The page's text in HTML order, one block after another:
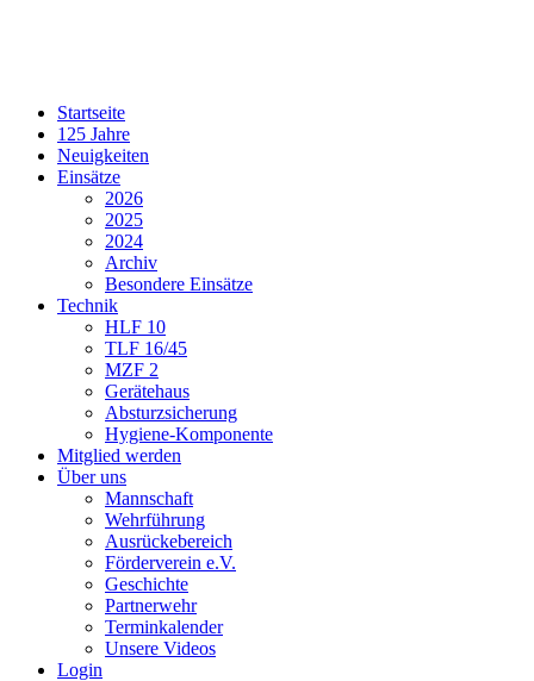
Startseite
125 Jahre
Neuigkeiten
Einsätze
2026
2025
2024
Archiv
Besondere Einsätze
Technik
HLF 10
TLF 16/45
MZF 2
Gerätehaus
Absturzsicherung
Hygiene-Komponente
Mitglied werden
Über uns
Mannschaft
Wehrführung
Ausrückebereich
Förderverein e.V.
Geschichte
Partnerwehr
Terminkalender
Unsere Videos
Login